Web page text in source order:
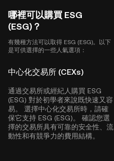
哪裡可以購買 ESG
(ESG)？
有幾種方法可以取得 ESG (ESG)。以下
是可供選擇的一些人氣選項：
中心化交易所 (CEXs)
通過交易所或經紀人購買 ESG
(ESG) 對於初學者來說既快速又容
易。 選擇中心化交易所時，請確
保它支持 ESG (ESG)。 確認您選
擇的交易所具有可靠的安全性、流
動性和有競爭力的費用結構。